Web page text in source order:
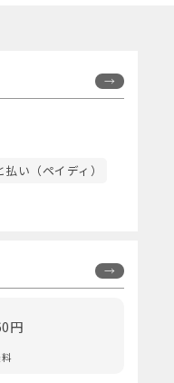
払い（ペイディ）
円